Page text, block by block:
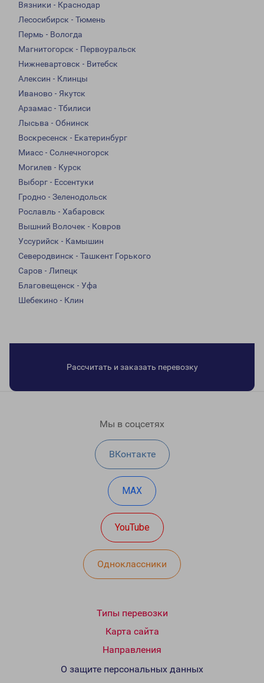
Вязники - Краснодар
Лесосибирск - Тюмень
Пермь - Вологда
Магнитогорск - Первоуральск
Нижневартовск - Витебск
Алексин - Клинцы
Иваново - Якутск
Арзамас - Тбилиси
Лысьва - Обнинск
Воскресенск - Екатеринбург
Миасс - Солнечногорск
Могилев - Курск
Выборг - Ессентуки
Гродно - Зеленодольск
Рославль - Хабаровск
Вышний Волочек - Ковров
Уссурийск - Камышин
Северодвинск - Ташкент Горького
Саров - Липецк
Благовещенск - Уфа
Шебекино - Клин
Рассчитать и заказать перевозку
Мы в соцсетях
ВКонтакте
MAX
YouTube
Одноклассники
Типы перевозки
Карта сайта
Направления
О защите персональных данных